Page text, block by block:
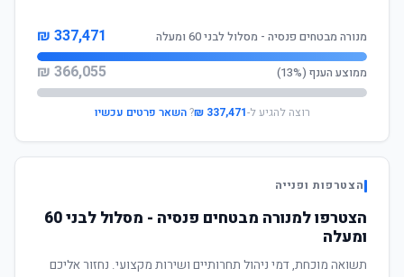
מנורה מבטחים פנסיה - מסלול לבני 60 ומעלה 337,471 ₪
ממוצע הענף (13%) 366,055 ₪
רוצה להגיע ל-337,471 ₪
?השאר פרטים עכשיו
הצטרפות ופנייה
הצטרפו למנורה מבטחים פנסיה - מסלול לבני 60
ומעלה
תשואה מוכחת, דמי ניהול תחרותיים ושירות מקצועי. נחזור אליכם